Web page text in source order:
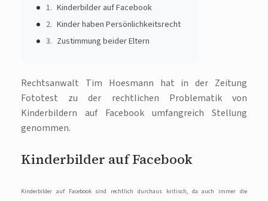
Kinderbilder auf Facebook
Kinder haben Persönlichkeitsrecht
Zustimmung beider Eltern
Rechtsanwalt Tim Hoesmann hat in der Zeitung
Fototest zu der rechtlichen Problematik von
Kinderbildern auf Facebook umfangreich Stellung
genommen.
Kinderbilder auf Facebook
Kinderbilder auf Facebook sind rechtlich durchaus kritisch, da auch immer die